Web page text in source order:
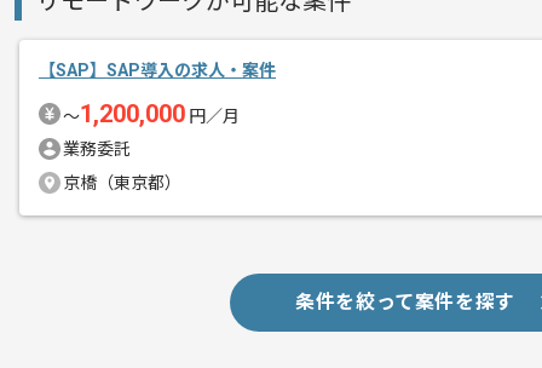
経験豊富なエンジニアと成長が出来る
スキルアップされたい方、長期的に参
基本的には一部リモート作業を見込んで
【SAP】SAP導入の求人・案件
〜1,200,000 円／月
業務委託
京橋（東京都）
条件を絞って案件を探す